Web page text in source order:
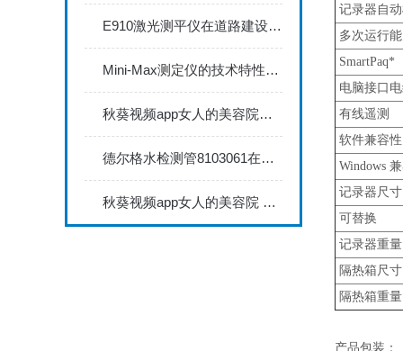
E910激光测平仪在道路建设中的关键作用
Mini-Max测定仪的技术特性与典型应用场景深度解读
秋葵视频app女人的美容院秋葵视频app下载安装735FN1.5正确的校准步骤
德尔格水检测管8103061在压缩空气质量检测中的应用
秋葵视频app女人的美容院 minitest2500配N02探头如何两点校准？
记录器自
多次运行
SmartPaq*
电脑接口
有线遥测
软件兼容性
Windows
记录器尺
可替换
记录器重量
隔热箱尺寸
隔热箱重量
产品包装：